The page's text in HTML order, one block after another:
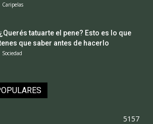
Caripelas
¿Querés tatuarte el pene? Esto es lo que
que saber antes de hacerlo
Sociedad
5157